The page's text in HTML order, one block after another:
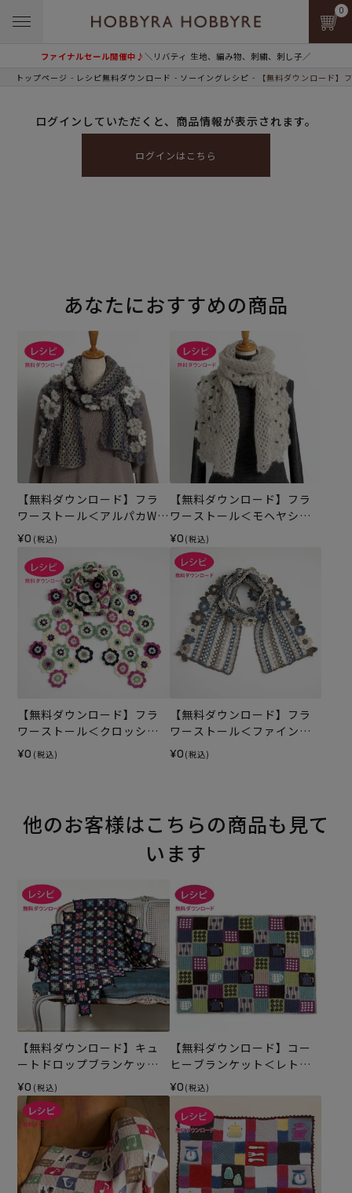
ファイナルセール開催中♪＼リバティ 生地、編み物、刺繍、刺し子／
0
トップページ レシピ無料ダウンロード ソーイングレシピ 【無料ダウンロード】
ログインしていただくと、商品情報が表示されます。
ログインはこちら
あなたにおすすめの商品
【無料ダウンロード】フラ
ワーストール＜アルパカWパ
レット＞（レシピ）
¥0 (税込)
【無料ダウンロード】フラ
ワーストール＜モヘヤシフ
ォン＞（レシピ）
¥0 (税込)
【無料ダウンロード】フラ
ワーストール＜クロッシュ
コットン＞（レシピ）
¥0 (税込)
【無料ダウンロード】フラ
ワーストール＜ファインリ
ネン＞（レシピ）
¥0 (税込)
他のお客様はこちらの商品も見て
います
【無料ダウンロード】キュ
ートドロップブランケット
（レシピ）
¥0 (税込)
【無料ダウンロード】コー
ヒーブランケット＜レトロ
タイム＞（レシピ）
¥0 (税込)